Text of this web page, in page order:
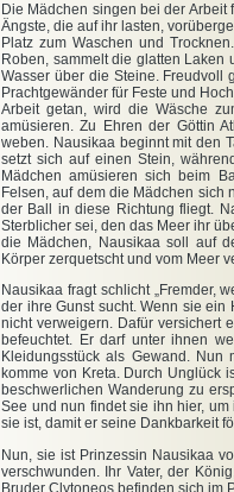
Die Mädchen singen bei der
Ängste, die auf ihr lasten,
Platz zum Waschen und
Roben, sammelt die glatten
Wasser über die Steine. Freudvoll
Prachtgewänder für Feste und
Arbeit getan, wird die Wäsche
amüsieren. Zu Ehren der Göttin
weben. Nausikaa beginnt mit den
setzt sich auf einen Stein,
Mädchen amüsieren sich beim
Felsen, auf dem die Mädchen sich
der Ball in diese Richtung fliegt.
Sterblicher sei, den das Meer ihr
die Mädchen, Nausikaa soll auf
Körper zerquetscht und vom Meer
Nausikaa fragt schlicht „Fremder,
der ihre Gunst sucht. Wenn sie ein
nicht verweigern. Dafür versichert
befeuchtet. Er darf unter ihnen
Kleidungsstück als Gewand.
komme von Kreta. Durch Unglück
beschwerlichen Wanderung zu
See und nun findet sie ihn hier,
sie ist, damit er seine Dankbarkeit
Nun, sie ist Prinzessin Nausikaa
verschwunden. Ihr Vater, der
Bruder Clytoneos befinden sich im